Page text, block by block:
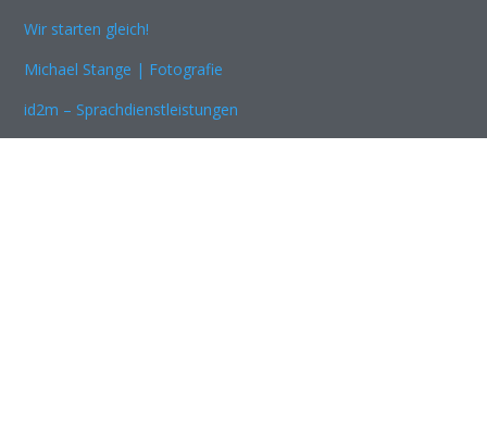
Wir starten gleich!
Michael Stange | Fotografie
id2m – Sprachdienstleistungen